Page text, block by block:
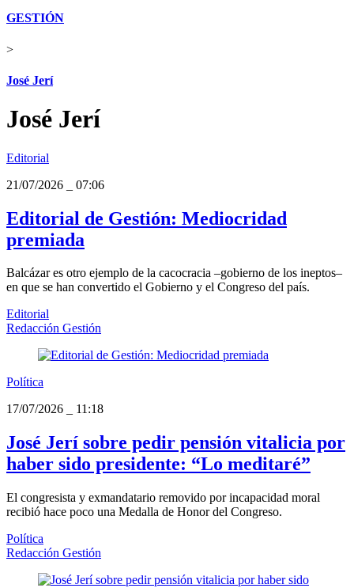
GESTIÓN
>
José Jerí
José Jerí
Editorial
21/07/2026
07:06
Editorial de Gestión: Mediocridad
premiada
Balcázar es otro ejemplo de la cacocracia –gobierno de los ineptos–
en que se han convertido el Gobierno y el Congreso del país.
Editorial
Redacción Gestión
Política
17/07/2026
11:18
José Jerí sobre pedir pensión vitalicia por
haber sido presidente: “Lo meditaré”
El congresista y exmandatario removido por incapacidad moral
recibió hace poco una Medalla de Honor del Congreso.
Política
Redacción Gestión